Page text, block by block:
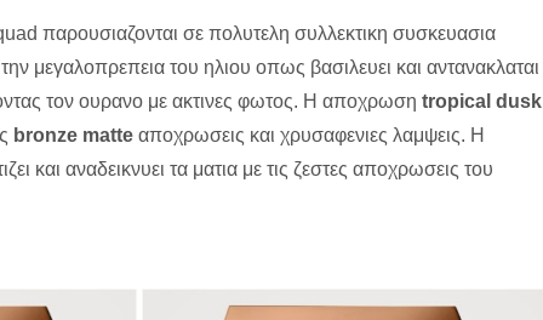
παρουσιαζονται σε πολυτελη συλλεκτικη συσκευασια
μεγαλοπρεπεια του ηλιου οπως βασιλευει και αντανακλαται
τον ουρανο με ακτινες φωτος. Η αποχρωση tropical dusk
bronze matte αποχρωσεις και χρυσαφενιες λαμψεις. Η
και αναδεικνυει τα ματια με τις ζεστες αποχρωσεις του